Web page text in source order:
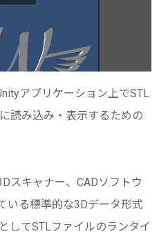
アプリケーション上でSTL
読み込み・表示するための
スキャナー、CADソフトウ
いる標準的な3Dデータ形式
してSTLファイルのランタイ